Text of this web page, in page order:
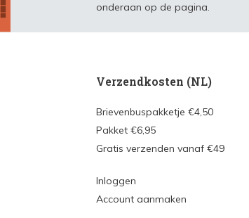
onderaan op de pagina.
Verzendkosten (NL)
Brievenbuspakketje €4,50
Pakket €6,95
Gratis verzenden vanaf €49
Inloggen
Account aanmaken